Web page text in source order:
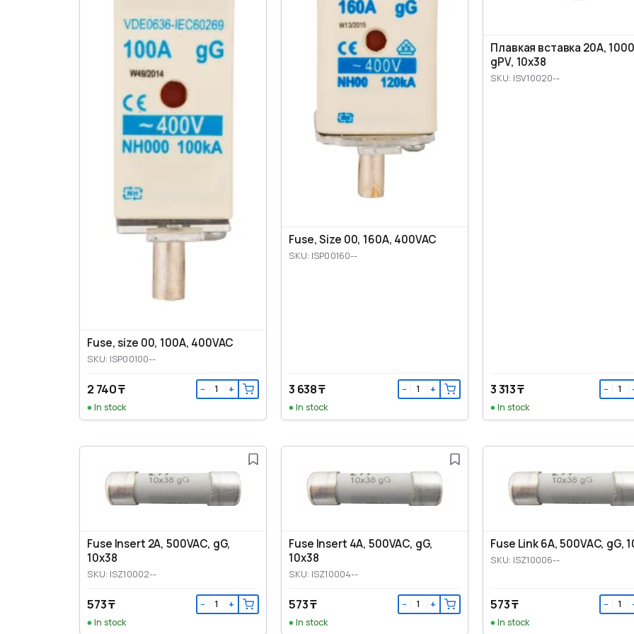
Fuse, size 00, 100A, 400VAC
SKU: ISP00100--
2 740 ₸ − +
In stock
Fuse, Size 00, 160A, 400VAC
SKU: ISP00160--
3 638 ₸ − +
In stock
Плавкая вставка 20A,
gPV, 10x38
SKU: ISV10020--
3 313 ₸ −
In stock
Fuse Insert 2A, 500VAC, gG,
10x38
SKU: ISZ10002--
573 ₸ − +
In stock
Fuse Insert 4A, 500VAC, gG,
10x38
SKU: ISZ10004--
573 ₸ − +
In stock
Fuse Link 6A, 500VAC, gG,
SKU: ISZ10006--
573 ₸ −
In stock